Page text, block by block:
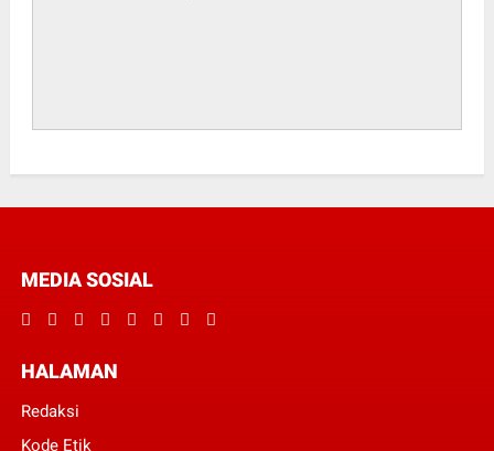
MEDIA SOSIAL
HALAMAN
Redaksi
Kode Etik